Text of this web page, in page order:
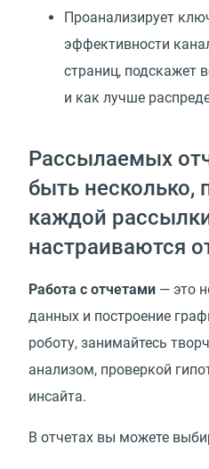
Проанализирует
эффективности
страниц, подскажет
и как лучше
Рассылаемых
быть несколько,
каждой
настраиваются
Работа с отчетами — это
данных и построение
роботу, занимайтесь
анализом, проверкой
инсайта.
В отчетах вы можете